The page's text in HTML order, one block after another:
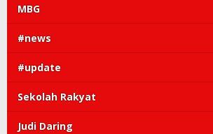
MBG
#news
#update
Sekolah Rakyat
Judi Daring